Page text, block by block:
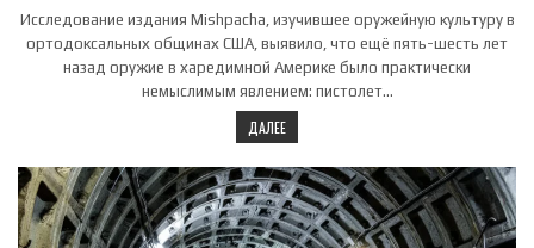
Исследование издания Mishpacha, изучившее оружейную культуру в
ортодоксальных общинах США, выявило, что ещё пять-шесть лет
назад оружие в харедимной Америке было практически
немыслимым явлением: пистолет…
ДАЛЕЕ